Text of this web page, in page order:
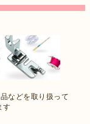
などを取り扱って
す